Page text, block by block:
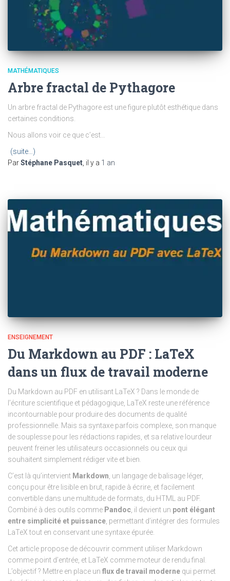
MATHÉMATIQUES
Arbre fractal de Pythagore
Un arbre fractal de Pythagore est une figure plutôt esthétique dans
certaines conditions.
Nous allons voir ce que c’est…
(suite…)
ParStéphane Pasquet , il y a 1 an
ENSEIGNEMENT
Du Markdown au PDF : LaTeX
dans un flux de travail moderne
Du Markdown au PDF en utilisant LaTeX ? Dans le monde de
l’écriture scientifique et pédagogique, LaTeX reste une référence
incontournable pour produire des documents de qualité
professionnelle. Mais sa syntaxe parfois complexe, son manque
de souplesse pour les rédactions rapides, et sa relative lourdeur
peuvent freiner les utilisateurs occasionnels ou ceux qui
souhaitent simplement rédiger vite et bien.
C’est là qu’intervient Markdown , un langage de balisage léger,
conçu pour être lisible en brut, rapide à écrire, et facilement
convertible dans une multitude de formats, du HTML au PDF.
Combiné à des outils comme Pandoc , il devient un pont élégant
entre simplicité et puissance , permettant d’intégrer des formules
LaTeX tout en conservant une syntaxe épurée.
Cet article propose de découvrir comment utiliser Markdown
comme point d’entrée, et LaTeX comme moteur de rendu final.
L’objectif ? Mettre en place un flux de travail moderne qui permet